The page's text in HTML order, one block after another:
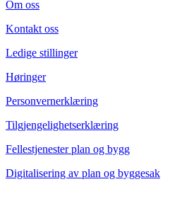
Om oss
Kontakt oss
Ledige stillinger
Høringer
Personvernerklæring
Tilgjengelighetserklæring
Fellestjenester plan og bygg
Digitalisering av plan og byggesak